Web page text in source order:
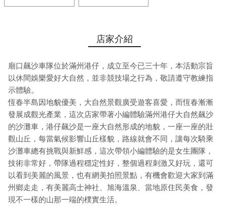
店家介紹
廟口飆沙車隊位於滿州港仔，成立至今已三十年，本活動宗旨
以休間娛樂愛好大自然，並非競技場之行為，敬請遵守教練指
示體驗。
恆春半島因地貌優美，大自然景觀廣受遊客喜愛，而恆春漸漸
發展成觀光產業，這次店家帶著小編體驗滿州港仔大自然飆沙
的沙灘車，港仔飆沙是一座大自然形成的地貌，一座一座的壯
觀山丘，每當氣候影響山丘樣貌，路線就會不同，讓每次騎乘
沙灘車總有挑戰與新鮮感，這次帶領小編體驗的是女生團隊，
技術非常好，帶隊過程穩定性好，整個過程刺激又好玩，還可
以看到美麗的風景，也有網美拍照景點，有機會歡迎大家到滿
州鄉走走，有美麗高士神社、旭海溫泉、當地原住民美食，發
現不一樣的山那一端的樸實生活。